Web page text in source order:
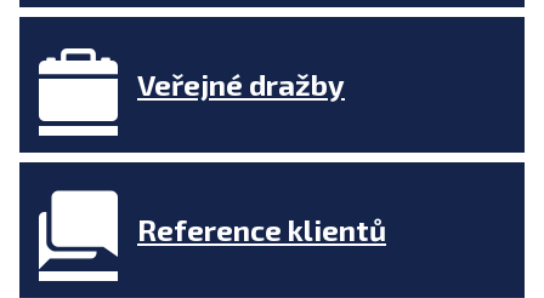
Veřejné dražby
Reference klientů